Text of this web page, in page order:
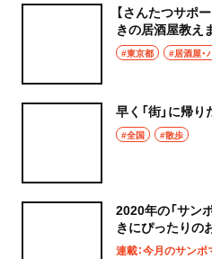
【さんたつサポ
きの居酒屋教え
#東京都 #居酒屋・
早く「街」に帰り
#全国 #散歩
2020年の「サンポマ
きにぴったりの
だ】
連載：今月のサン